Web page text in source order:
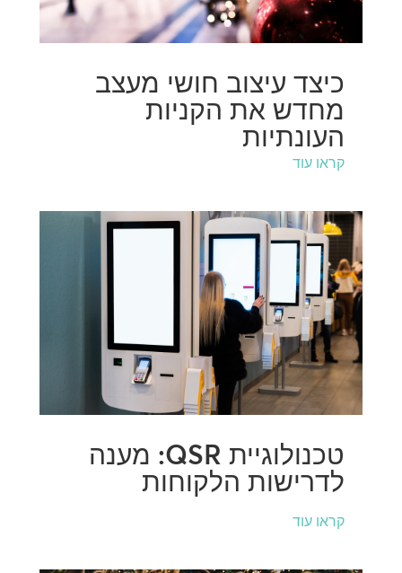
כיצד עיצוב חושי מעצב
מחדש את הקניות
העונתיות
קראו עוד
טכנולוגיית QSR: מענה
לדרישות הלקוחות
קראו עוד